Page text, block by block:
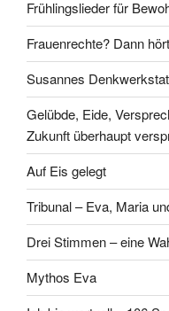
Frühlingslieder für
Frauenrechte? Dann
Susannes
Gelübde, Eide,
Zukunft überhaupt
Auf Eis gelegt
Tribunal – Eva, Maria
Drei Stimmen – eine
Mythos Eva